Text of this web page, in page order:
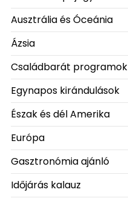
Ausztrália és Óceánia
Ázsia
Családbarát programok
Egynapos kirándulások
Észak és dél Amerika
Európa
Gasztronómia ajánló
Időjárás kalauz